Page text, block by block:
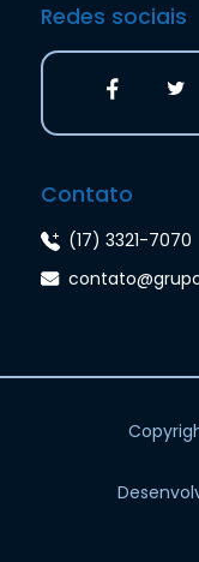
Redes sociais
Contato
(17) 3321-7070